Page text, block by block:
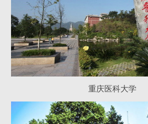
重庆医科大学